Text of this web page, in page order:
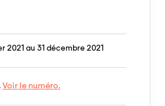
2021 au 31 décembre 2021
Voir le numéro.